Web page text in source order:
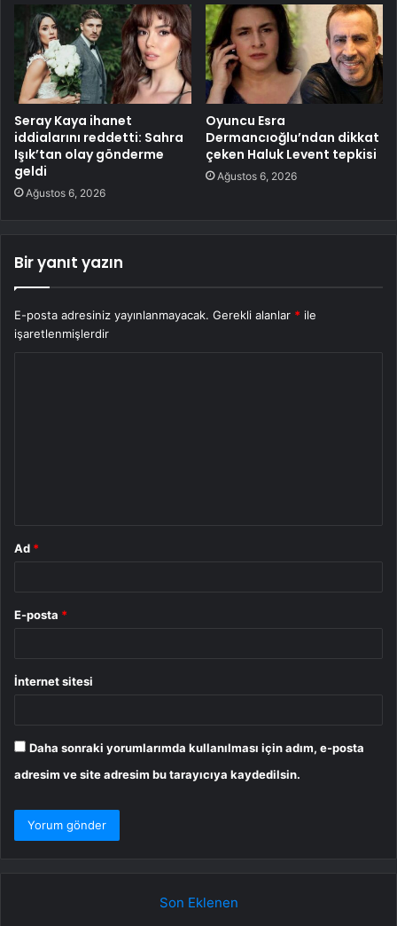
Seray Kaya ihanet
iddialarını reddetti: Sahra
Işık’tan olay gönderme
geldi
Ağustos 6, 2026
Oyuncu Esra
Dermancıoğlu’ndan dikkat
çeken Haluk Levent tepkisi
Ağustos 6, 2026
Bir yanıt yazın
E-posta adresiniz yayınlanmayacak. Gerekli alanlar * ile
işaretlenmişlerdir
Ad *
E-posta *
İnternet sitesi
Daha sonraki yorumlarımda kullanılması için adım, e-posta
adresim ve site adresim bu tarayıcıya kaydedilsin.
Son Eklenen